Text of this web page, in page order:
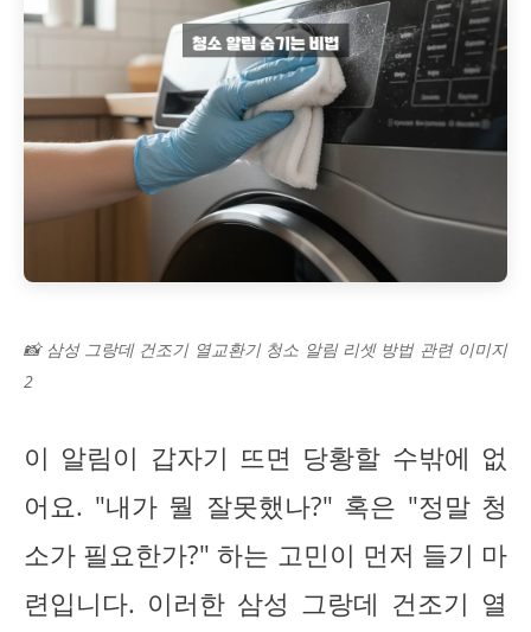
📸 삼성 그랑데 건조기 열교환기 청소 알림 리셋 방법 관련 이미지
2
이 알림이 갑자기 뜨면 당황할 수밖에 없
어요. "내가 뭘 잘못했나?" 혹은 "정말 청
소가 필요한가?" 하는 고민이 먼저 들기 마
련입니다. 이러한 삼성 그랑데 건조기 열